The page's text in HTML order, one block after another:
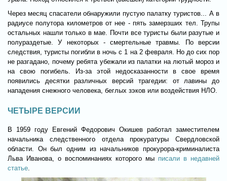
Через месяц спасатели обнаружили пустую палатку туристов... А в
радиусе полутора километров от нее - пять замерзших тел. Трупы
остальных нашли только в мае. Почти все туристы были разутые и
полураздетые. У некоторых - смертельные травмы. По версии
следствия, туристы погибли в ночь с 1 на 2 февраля. Но до сих пор
не разгадано, почему ребята убежали из палатки на лютый мороз и
на свою погибель. Из-за этой недосказанности в свое время
появились десятки различных версий трагедии: от лавины до
нападения снежного человека, беглых зэков или воздействия НЛО.
ЧЕТЫРЕ ВЕРСИИ
В 1959 году Евгений Федорович Окишев работал заместителем
начальника следственного отдела прокуратуры Свердловской
области. Он был одним из начальников прокурора-криминалиста
Льва Иванова, о воспоминаниях которого мы писали в недавней
статье